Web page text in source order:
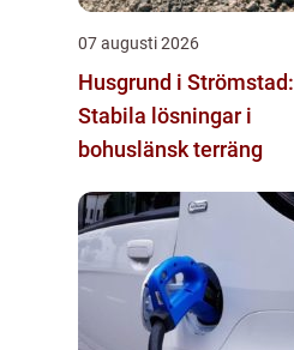
07 augusti 2026
Husgrund i Strömstad:
Stabila lösningar i
bohuslänsk terräng